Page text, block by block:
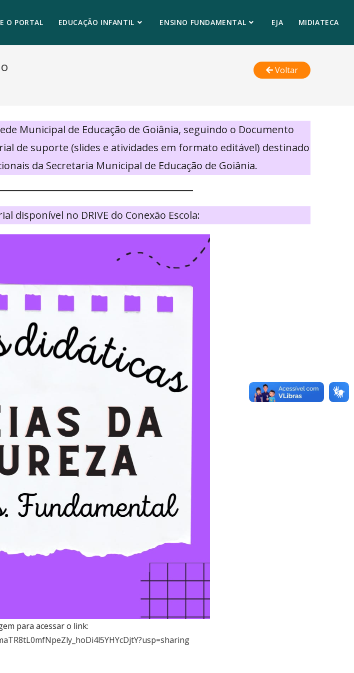
O PORTAL EDUCAÇÃO INFANTIL ENSINO FUNDAMENTAL EJA MIDIATECA
Voltar
Municipal de Educação de Goiânia, seguindo o Documento
de suporte (slides e atividades em formato editável) destinado
da Secretaria Municipal de Educação de Goiânia.
disponível no DRIVE do Conexão Escola:
para acessar o link: